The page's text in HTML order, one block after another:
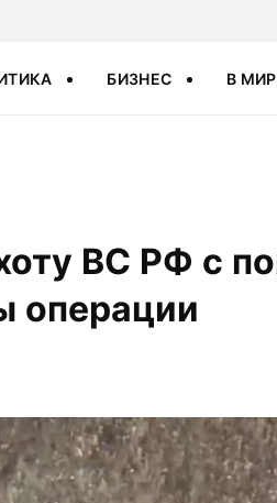
БИЗНЕС В
ВС РФ с
операции